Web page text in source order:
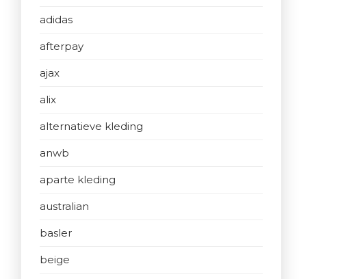
adidas
afterpay
ajax
alix
alternatieve kleding
anwb
aparte kleding
australian
basler
beige